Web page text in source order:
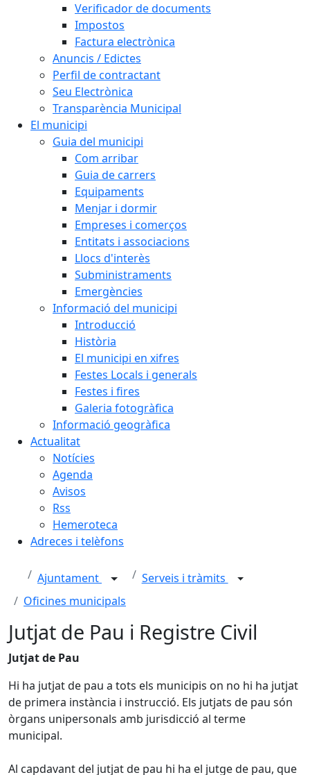
Verificador de documents
Impostos
Factura electrònica
Anuncis / Edictes
Perfil de contractant
Seu Electrònica
Transparència Municipal
El municipi
Guia del municipi
Com arribar
Guia de carrers
Equipaments
Menjar i dormir
Empreses i comerços
Entitats i associacions
Llocs d'interès
Subministraments
Emergències
Informació del municipi
Introducció
Història
El municipi en xifres
Festes Locals i generals
Festes i fires
Galeria fotogràfica
Informació geogràfica
Actualitat
Notícies
Agenda
Avisos
Rss
Hemeroteca
Adreces i telèfons
Ajuntament
Serveis i tràmits
Oficines municipals
Jutjat de Pau i Registre Civil
Jutjat de Pau
Hi ha jutjat de pau a tots els municipis on no hi ha jutjat
de primera instància i instrucció. Els jutjats de pau són
òrgans unipersonals amb jurisdicció al terme
municipal.
Al capdavant del jutjat de pau hi ha el jutge de pau, que